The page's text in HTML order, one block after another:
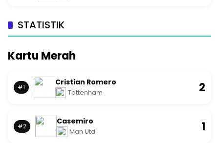
STATISTIK
Kartu Merah
#1
Cristian Romero
Tottenham 2
#2
Casemiro
Man Utd 1